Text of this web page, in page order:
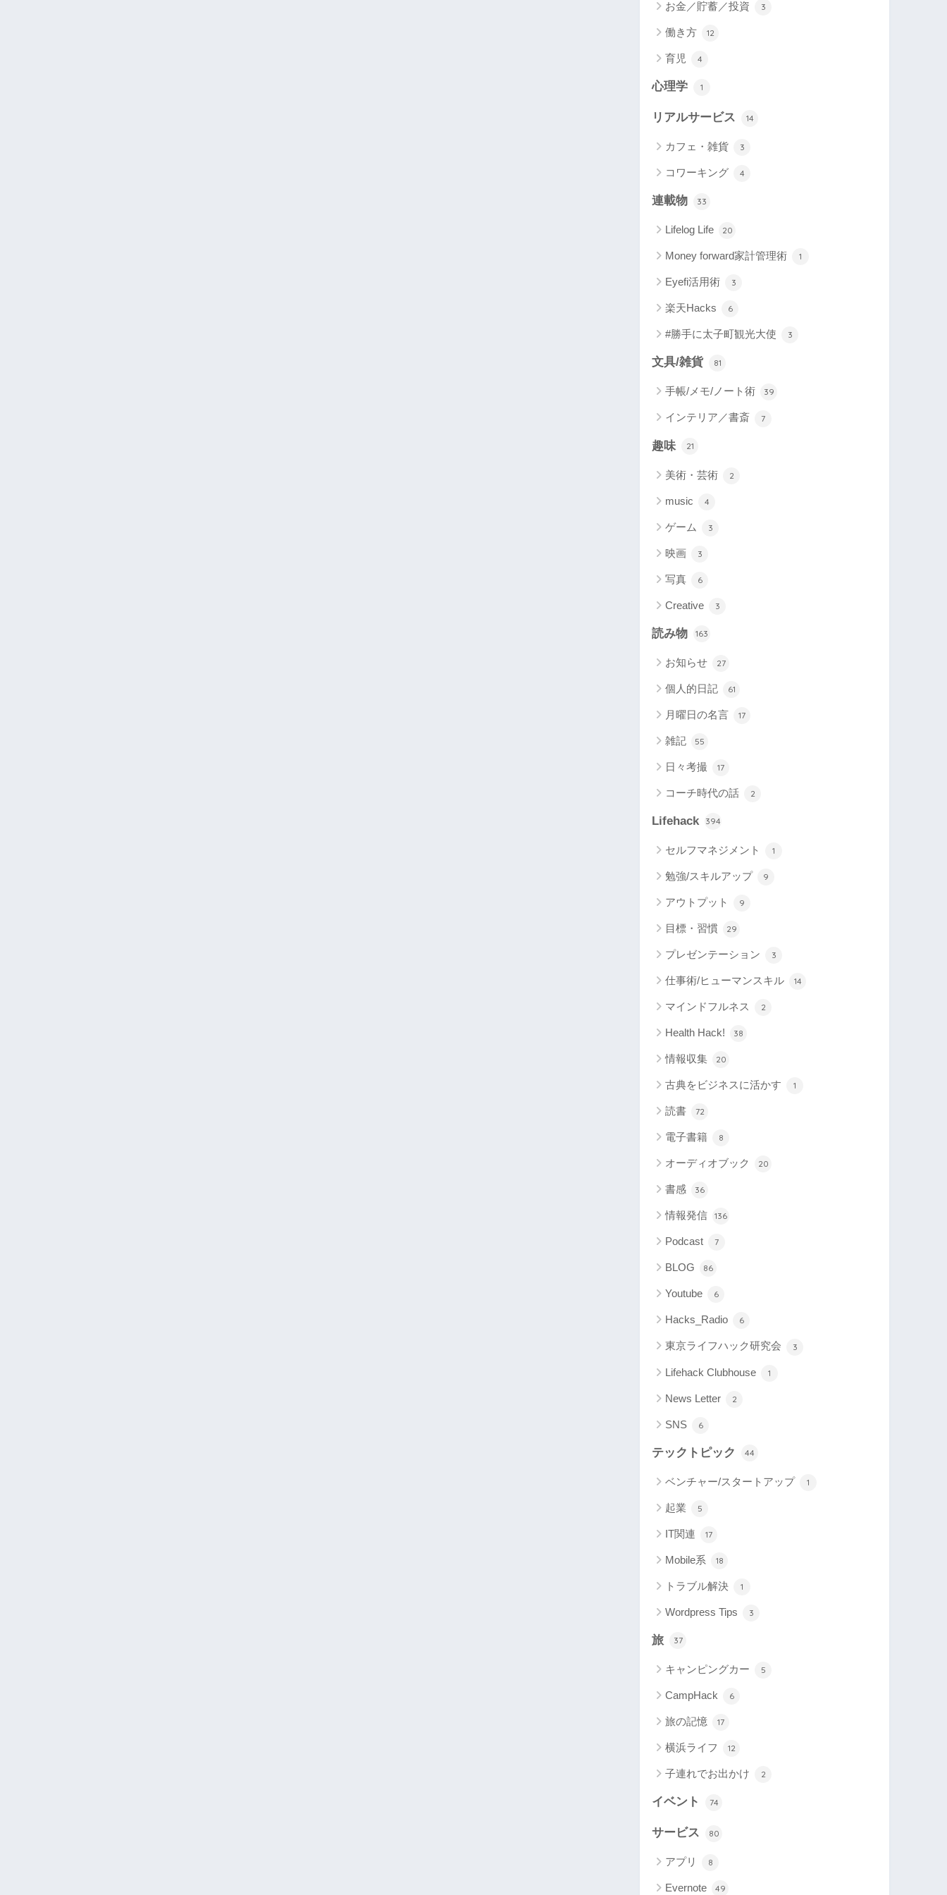
お金／貯蓄／投資 3
働き方 12
育児 4
心理学 1
リアルサービス 14
カフェ・雑貨 3
コワーキング 4
連載物 33
Lifelog Life 20
Money forward家計管理術 1
Eyefi活用術 3
楽天Hacks 6
#勝手に太子町観光大使 3
文具/雑貨 81
手帳/メモ/ノート術 39
インテリア／書斎 7
趣味 21
美術・芸術 2
music 4
ゲーム 3
映画 3
写真 6
Creative 3
読み物 163
お知らせ 27
個人的日記 61
月曜日の名言 17
雑記 55
日々考撮 17
コーチ時代の話 2
Lifehack 394
セルフマネジメント 1
勉強/スキルアップ 9
アウトプット 9
目標・習慣 29
プレゼンテーション 3
仕事術/ヒューマンスキル 14
マインドフルネス 2
Health Hack! 38
情報収集 20
古典をビジネスに活かす 1
読書 72
電子書籍 8
オーディオブック 20
書感 36
情報発信 136
Podcast 7
BLOG 86
Youtube 6
Hacks_Radio 6
東京ライフハック研究会 3
Lifehack Clubhouse 1
News Letter 2
SNS 6
テックトピック 44
ベンチャー/スタートアップ 1
起業 5
IT関連 17
Mobile系 18
トラブル解決 1
Wordpress Tips 3
旅 37
キャンピングカー 5
CampHack 6
旅の記憶 17
横浜ライフ 12
子連れでお出かけ 2
イベント 74
サービス 80
アプリ 8
Evernote 49